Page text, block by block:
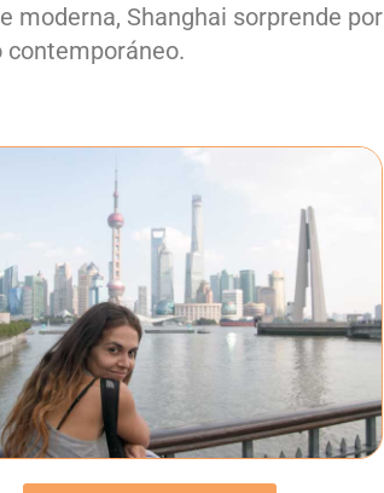
moderna, Shanghai sorprende por